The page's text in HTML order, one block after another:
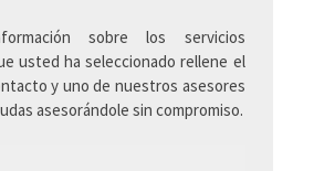
sobre los servicios
usted ha seleccionado rellene el
y uno de nuestros asesores
asesorándole sin compromiso.